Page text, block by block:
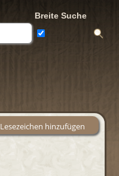
Breite Suche
Lesezeichen hinzufügen